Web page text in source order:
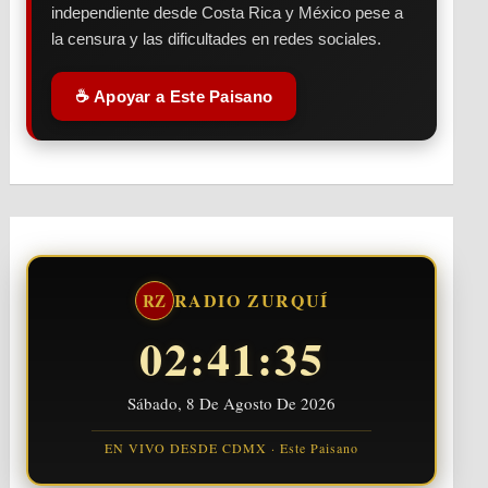
independiente desde Costa Rica y México pese a
la censura y las dificultades en redes sociales.
☕ Apoyar a Este Paisano
RZ RADIO ZURQUÍ
02:41:36
Sábado, 8 De Agosto De 2026
EN VIVO DESDE CDMX · Este Paisano